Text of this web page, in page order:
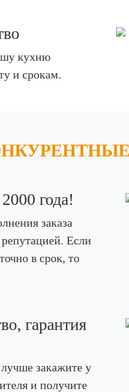
кухню
и срокам.
года!
заказа
Если
в срок, то
гарантия
закажите у
и получите